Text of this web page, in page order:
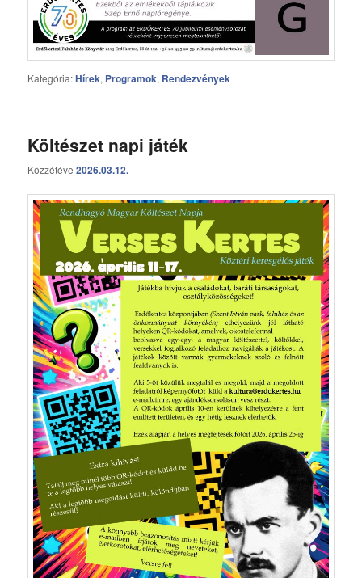
Kategória:Hírek, Programok, Rendezvények
Költészet napi játék
Közzétéve2026.03.12.